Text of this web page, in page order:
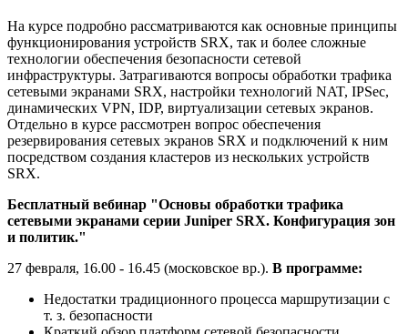
На курсе подробно рассматриваются как основные принципы
функционирования устройств SRX, так и более сложные
технологии обеспечения безопасности сетевой
инфраструктуры. Затрагиваются вопросы обработки трафика
сетевыми экранами SRX, настройки технологий NAT, IPSec,
динамических VPN, IDP, виртуализации сетевых экранов.
Отдельно в курсе рассмотрен вопрос обеспечения
резервирования сетевых экранов SRX и подключений к ним
посредством создания кластеров из нескольких устройств
SRX.
Бесплатный вебинар "Основы обработки трафика
сетевыми экранами серии Juniper SRX. Конфигурация зон
и политик."
27 февраля, 16.00 - 16.45 (московское вр.). В программе:
Недостатки традиционного процесса маршрутизации с
т. з. безопасности